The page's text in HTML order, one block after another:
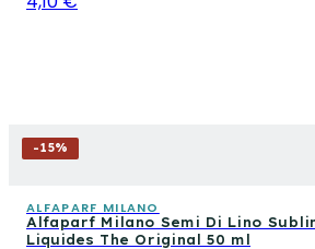
-15%
ALFAPARF MILANO
Alfaparf Milano Semi Di Lino
Liquides The Original 50 ml